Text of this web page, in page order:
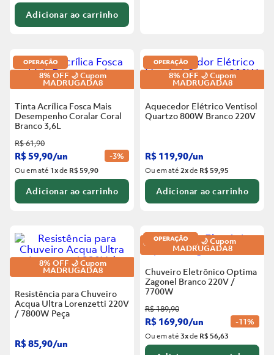
Adicionar ao carrinho
8% OFF 🌙 Cupom
MADRUGADA8
Tinta Acrílica Fosca Mais
Desempenho Coralar Coral
Branco 3,6L
R$61,90
R$59,90/un -3%
Ou em até 1xde R$ 59,90
Adicionar ao carrinho
8% OFF 🌙 Cupom
MADRUGADA8
Aquecedor Elétrico Ventisol
Quartzo 800W Branco 220V
R$ 119,90/un
Ou em até2xde R$ 59,95
Adicionar ao carrinho
8% OFF 🌙 Cupom
MADRUGADA8
Resistência para Chuveiro
Acqua Ultra Lorenzetti 220V
/ 7800W Peça
R$85,90/un
8% OFF 🌙 Cupom
MADRUGADA8
Chuveiro Eletrônico Optima
Zagonel Branco 220V /
7700W
R$189,90
R$ 169,90/un -11%
Ou em até3xde R$ 56,63